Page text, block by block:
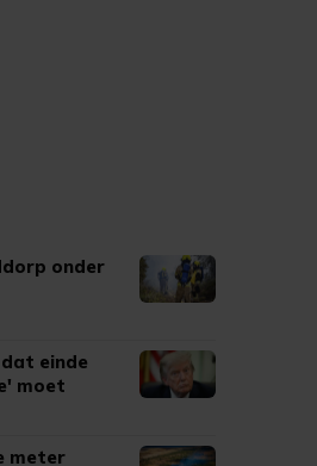
onder
einde
moet
meter